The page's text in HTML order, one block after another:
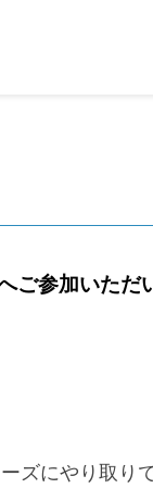
ご参加いただ
ズにやり取り